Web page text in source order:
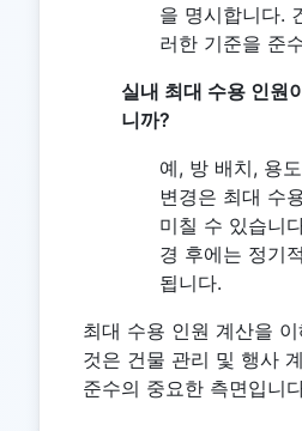
을 명시합니다.
러한 기준을 준
실내 최대 수용 인원
니까?
예, 방 배치, 용
변경은 최대 수
미칠 수 있습니
경 후에는 정기
됩니다.
최대 수용 인원 계산을
것은 건물 관리 및 행사
준수의 중요한 측면입니